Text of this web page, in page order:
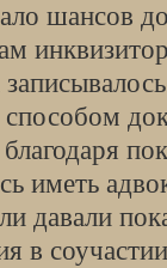
шансов
иметь
давали
в